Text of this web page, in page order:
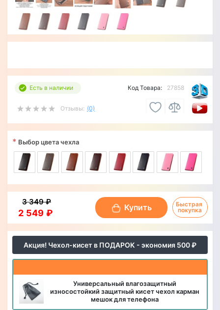
Есть в наличии
Отзывы: (0)
Код Товара: 27858
Акция! Чехол-кисет в ПОДАРОК - экономия 500 ₽
Универсальный влагозащитный
износостойкий защитный кисет чехол карман
мешок для телефона
* Выбор цвета чехла
2 549 ₽
3 349 ₽
Купить
Быстрая
покупка